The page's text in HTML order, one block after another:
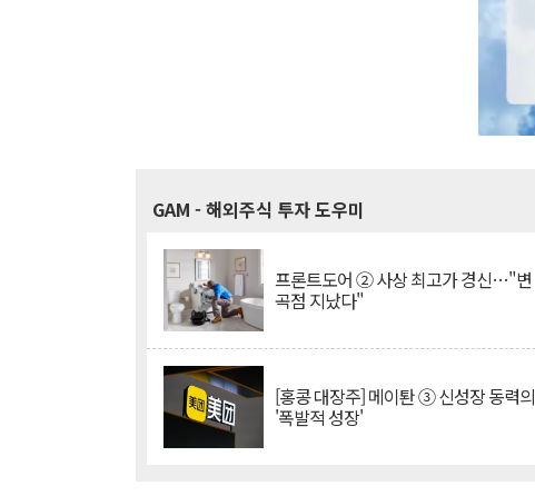
GAM - 해외주식 투자 도우미
프론트도어 ② 사상 최고가 경신…"변
곡점 지났다"
[홍콩 대장주] 메이퇀 ③ 신성장 동력의
'폭발적 성장'